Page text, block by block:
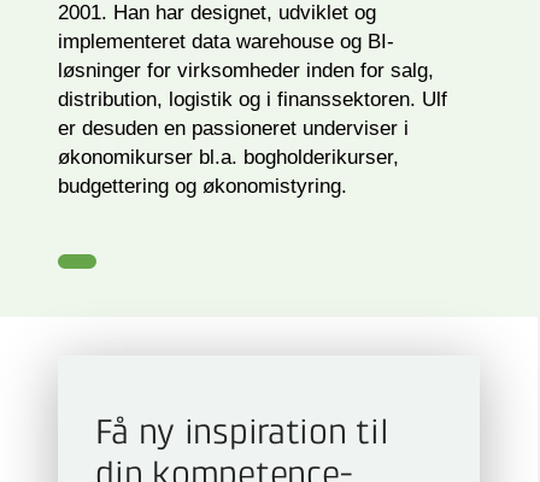
2001. Han har designet, udviklet og
implementeret data warehouse og BI-
løsninger for virksomheder inden for salg,
distribution, logistik og i finanssektoren. Ulf
er desuden en passioneret underviser i
økonomikurser bl.a. bogholderikurser,
budgettering og økonomistyring.
Få ny inspiration til